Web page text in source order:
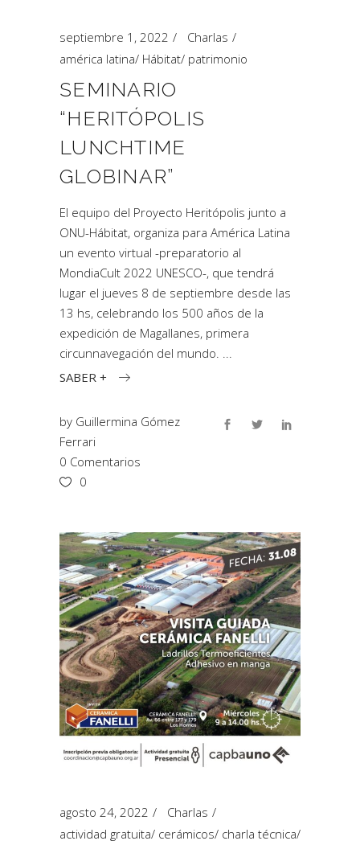
septiembre 1, 2022
Charlas
américa latina/ Hábitat/ patrimonio
SEMINARIO
“HERITÓPOLIS
LUNCHTIME
GLOBINAR”
El equipo del Proyecto Heritópolis junto a
ONU-Hábitat, organiza para América Latina
un evento virtual -preparatorio al
MondiaCult 2022 UNESCO-, que tendrá
lugar el jueves 8 de septiembre desde las
13 hs, celebrando los 500 años de la
expedición de Magallanes, primera
circunnavegación del mundo.
SABER +
by Guillermina Gómez
Ferrari
0 Comentarios
0
agosto 24, 2022
Charlas
actividad gratuita/ cerámicos/ charla técnica/